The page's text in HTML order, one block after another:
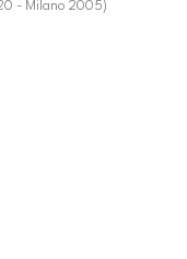
- Milano 2005)